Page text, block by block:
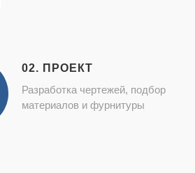
02. ПРОЕКТ
Разработка чертежей, подбор
материалов и фурнитуры